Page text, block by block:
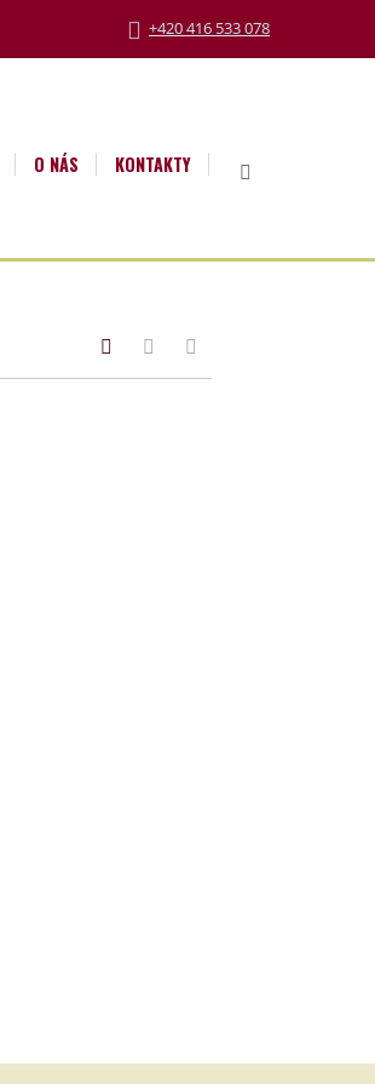
+420 416 533 078
O NÁS KONTAKTY